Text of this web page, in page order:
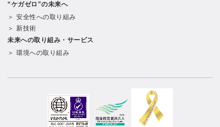
“ケガゼロ”の未来へ
＞ 安全性への取り組み
＞ 新技術
未来への取り組み・サービス
＞ 環境への取り組み